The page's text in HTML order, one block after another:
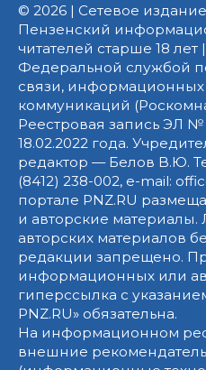
© 2026 | Сетевое
Пензенский
читателей старше 18
Федеральной службой
связи, информационных
коммуникаций
Реестровая запись ЭЛ
18.02.2022 года.
редактор — Белов В.Ю.
(8412) 238-002, e-mail:
портале PNZ.RU
и авторские
авторских материалов
редакции запрещено.
информационных или
гиперссылка с
PNZ.RU» обязательна.
На информационном
внешние